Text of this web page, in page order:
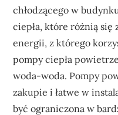
chłodzącego w
ciepła, które różnią się
energii, z którego
pompy ciepła
woda-woda. Pompy
zakupie i łatwe w
być ograniczona w